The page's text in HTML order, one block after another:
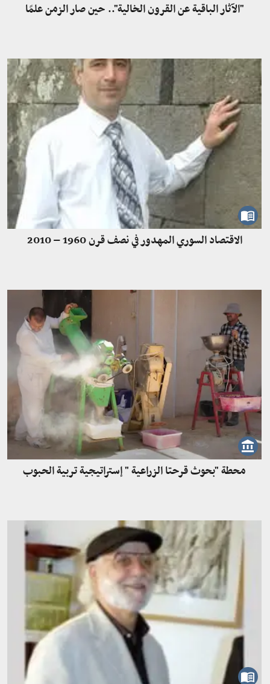
"الآثار الباقية عن القرون الخالية".. حين صار الزمن علمًا
الاقتصاد السوري المهدور في نصف قرن 1960 – 2010
محطة "بحوث قرحتا الزراعية " إستراتيجية تربية الحبوب